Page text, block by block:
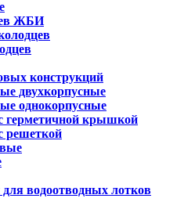
ЖБИ
конструкций
двухкорпусные
однокорпусные
герметичной крышкой
решеткой
водоотводных лотков